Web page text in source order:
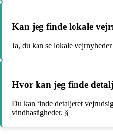
Kan jeg finde lokale
Ja, du kan se lokale
Hvor kan jeg finde
Du kan finde detaljeret
vindhastigheder. §